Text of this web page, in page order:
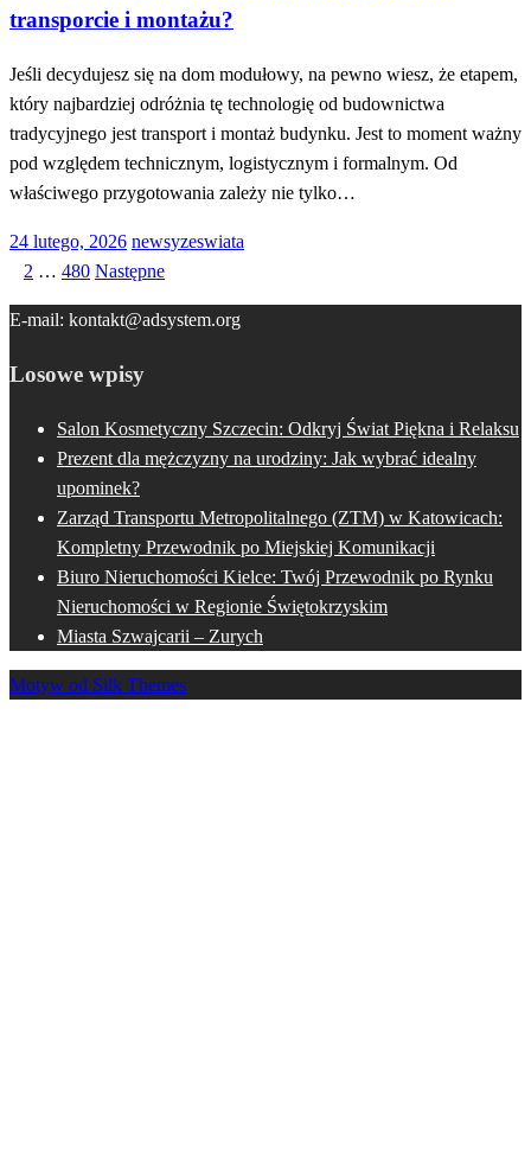
transporcie i montażu?
Jeśli decydujesz się na dom modułowy, na pewno wiesz, że etapem,
który najbardziej odróżnia tę technologię od budownictwa
tradycyjnego jest transport i montaż budynku. Jest to moment ważny
pod względem technicznym, logistycznym i formalnym. Od
właściwego przygotowania zależy nie tylko…
Opublikowane
24 lutego, 2026 newsyzeswiata
Stronicowanie
wpisów
2 … 480 Następne
E-mail: kontakt@adsystem.org
Losowe wpisy
Salon Kosmetyczny Szczecin: Odkryj Świat Piękna i Relaksu
Prezent dla mężczyzny na urodziny: Jak wybrać idealny
upominek?
Zarząd Transportu Metropolitalnego (ZTM) w Katowicach:
Kompletny Przewodnik po Miejskiej Komunikacji
Biuro Nieruchomości Kielce: Twój Przewodnik po Rynku
Nieruchomości w Regionie Świętokrzyskim
Miasta Szwajcarii – Zurych
Motyw od Silk Themes